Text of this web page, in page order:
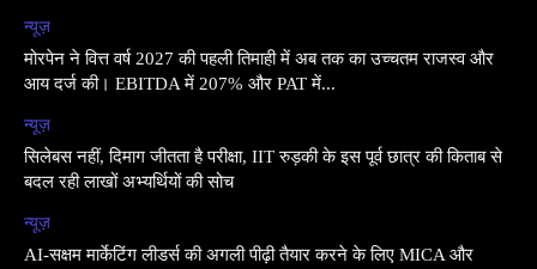
न्यूज़
मोरपेन ने वित्त वर्ष 2027 की पहली तिमाही में अब तक का उच्चतम राजस्व और
आय दर्ज की। EBITDA में 207% और PAT में...
न्यूज़
सिलेबस नहीं, दिमाग जीतता है परीक्षा, IIT रुड़की के इस पूर्व छात्र की किताब से
बदल रही लाखों अभ्यर्थियों की सोच
न्यूज़
AI-सक्षम मार्केटिंग लीडर्स की अगली पीढ़ी तैयार करने के लिए MICA और